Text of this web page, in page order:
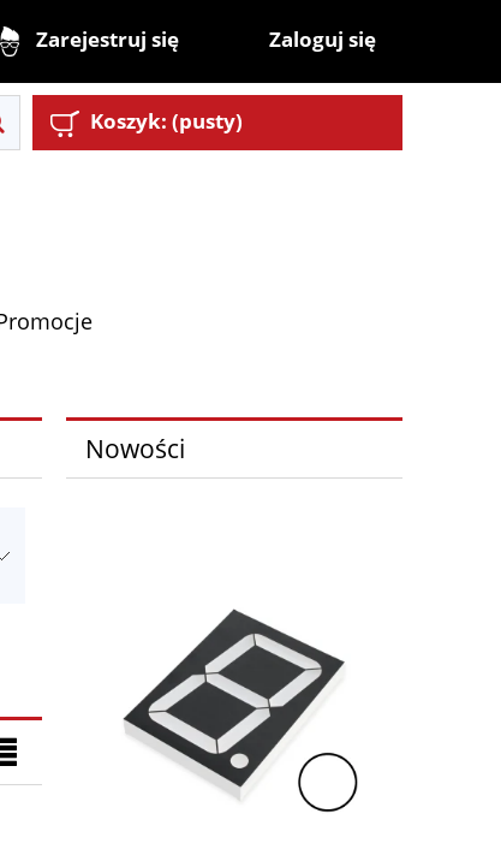
Zarejestruj się Zaloguj się
Koszyk: (pusty)
Nowości